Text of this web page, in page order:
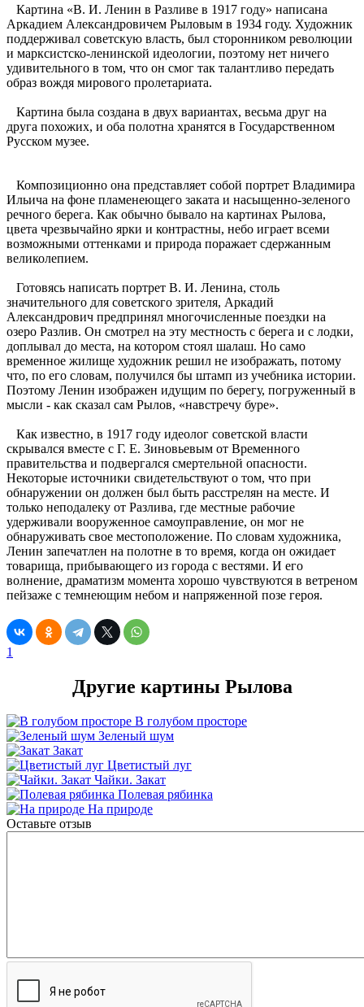
Картина «В. И. Ленин в Разливе в 1917 году» написана
Аркадием Александровичем Рыловым в 1934 году. Художник
поддерживал советскую власть, был сторонником революции
и марксистско-ленинской идеологии, поэтому нет ничего
удивительного в том, что он смог так талантливо передать
образ вождя мирового пролетариата.
Картина была создана в двух вариантах, весьма друг на
друга похожих, и оба полотна хранятся в Государственном
Русском музее.
Композиционно она представляет собой портрет Владимира
Ильича на фоне пламенеющего заката и насыщенно-зеленого
речного берега. Как обычно бывало на картинах Рылова,
цвета чрезвычайно ярки и контрастны, небо играет всеми
возможными оттенками и природа поражает сдержанным
великолепием.
Готовясь написать портрет В. И. Ленина, столь
значительного для советского зрителя, Аркадий
Александрович предпринял многочисленные поездки на
озеро Разлив. Он смотрел на эту местность с берега и с лодки,
доплывал до места, на котором стоял шалаш. Но само
временное жилище художник решил не изображать, потому
что, по его словам, получился бы штамп из учебника истории.
Поэтому Ленин изображен идущим по берегу, погруженный в
мысли - как сказал сам Рылов, «навстречу буре».
Как известно, в 1917 году идеолог советской власти
скрывался вместе с Г. Е. Зиновьевым от Временного
правительства и подвергался смертельной опасности.
Некоторые источники свидетельствуют о том, что при
обнаружении он должен был быть расстрелян на месте. И
только неподалеку от Разлива, где местные рабочие
удерживали вооруженное самоуправление, он мог не
обнаруживать свое местоположение. По словам художника,
Ленин запечатлен на полотне в то время, когда он ожидает
товарища, прибывающего из города с вестями. И его
волнение, драматизм момента хорошо чувствуются в ветреном
пейзаже с темнеющим небом и напряженной позе героя.
1
Другие картины Рылова
В голубом просторе
Зеленый шум
Закат
Цветистый луг
Чайки. Закат
Полевая рябинка
На природе
Оставьте отзыв